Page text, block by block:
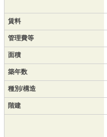
賃料
管理費等
面積
築年数
種別/構造
階建